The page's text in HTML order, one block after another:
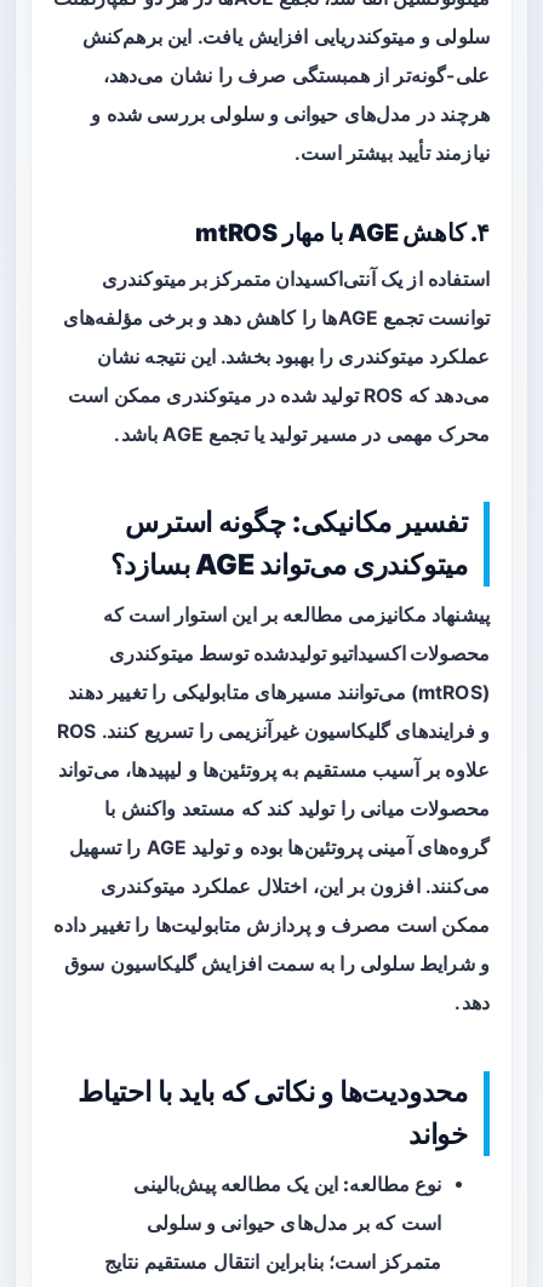
سلولی و میتوکندریایی افزایش یافت. این برهم‌کنش
علی-گونه‌تر از همبستگی صرف را نشان می‌دهد،
هرچند در مدل‌های حیوانی و سلولی بررسی شده و
نیازمند تأیید بیشتر است.
۴. کاهش AGE با مهار mtROS
استفاده از یکآنتی‌اکسیدان متمرکز بر میتوکندری
توانست تجمع AGEها را کاهش دهد و برخی مؤلفه‌های
عملکرد میتوکندری را بهبود بخشد. این نتیجه نشان
می‌دهد که ROS تولید شده در میتوکندری ممکن است
محرک مهمی در مسیر تولید یا تجمع AGE باشد.
تفسیر مکانیکی: چگونه استرس
میتوکندری می‌تواند AGE بسازد؟
پیشنهاد مکانیزمی مطالعه بر این استوار است که
محصولات اکسیداتیو تولیدشده توسط میتوکندری
(mtROS) می‌توانند مسیرهای متابولیکی را تغییر دهند
و فرایندهای گلیکاسیون غیرآنزیمی را تسریع کنند. ROS
علاوه بر آسیب مستقیم به پروتئین‌ها و لیپیدها، می‌تواند
محصولات میانی را تولید کند که مستعد واکنش با
گروه‌های آمینی پروتئین‌ها بوده و تولید AGE را تسهیل
می‌کنند. افزون بر این، اختلال عملکرد میتوکندری
ممکن است مصرف و پردازش متابولیت‌ها را تغییر داده
و شرایط سلولی را به سمت افزایش گلیکاسیون سوق
دهد.
محدودیت‌ها و نکاتی که باید با احتیاط
خواند
نوع مطالعه: این یک مطالعه پیش‌بالینی
است که بر مدل‌های حیوانی و سلولی
متمرکز است؛ بنابراین انتقال مستقیم نتایج